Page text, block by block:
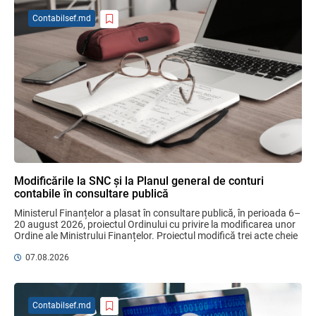
SFS a anunțat programul de seminare
pentru luna august 2026
03.08.2026
Garanția financiară pentru refacerea
mediului la exploatarea resurselor
minerale
04.08.2026
Domenii supuse controalelor fiscale
operative în luna august 2026
05.08.2026 Serviciul Fiscal de Stat
integrală a Titlului IV - accize armonizate
cu legislația UE
Modificările la SNC și la Planul general de conturi
contabile în consultare publică
Ministerul Finanțelor a plasat în consultare publică, în perioada 6–
20 august 2026, proiectul Ordinului cu privire la modificarea unor
Ordine ale Ministrului Finanțelor. Proiectul modifică trei acte cheie
07.08.2026
Contabilsef.md
Contabilsef.md